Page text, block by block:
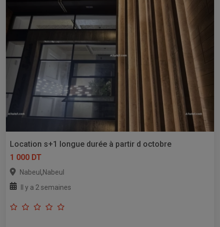
Location s+1 longue durée à partir d octobre
1 000 DT
Nabeul ,Nabeul
Il y a 2 semaines